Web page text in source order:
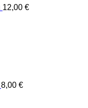
12,00 €
8,00 €